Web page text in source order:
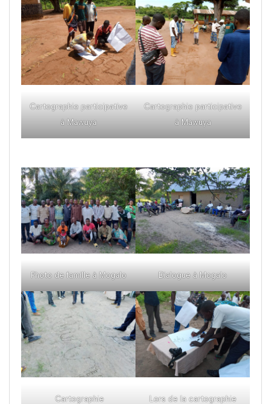
Cartographie participative
à Mawuya
Cartographie participative
à Mawuya
Photo de famille à Mogalo Dialogue à Mogalo
Cartographie
Lors de la cartographie